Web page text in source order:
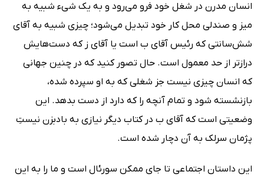
انسان مدرن در شغل خود فرو می‌رود و به یک شیء شبیه به
میز و صندلی محل کار خود تبدیل می‌شود؛ چیزی شبیه به آقای
شش‌سانتی که رئیس آقای ب است یا آقای ز که دست‌هایش
درازتر از حد معمول است. حال تصور کنید که در چنین جهانی
که انسان چیزی نیست جز شغلی که به او سپرده شده،
بازنشسته شود و تمام آنچه را که دارد از دست بدهد. این
وضعیتی است که آقای ب در کتاب دیگر نیازی به بادبزن نیستِ
پژمان سرلک به آن دچار شده است.
این داستان اجتماعی تا جای ممکن سورئال است و ما را به این